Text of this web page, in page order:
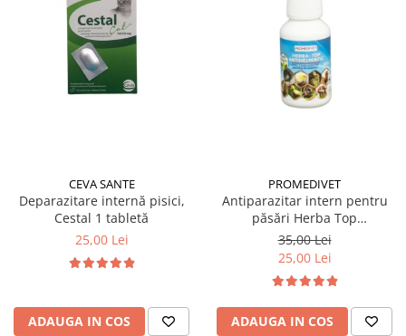
CEVA SANTE
Deparazitare internă pisici,
Cestal 1 tabletă
25,00 Lei
ADAUGA IN COS
PROMEDIVET
Antiparazitar intern pentru
păsări Herba Top
Antihelmintic 100 ml
35,00 Lei
25,00 Lei
ADAUGA IN COS